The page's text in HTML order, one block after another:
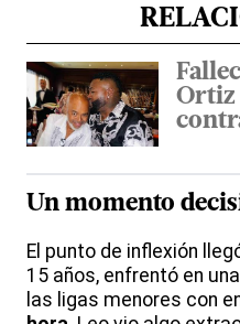
Ortiz
Un momento
El punto de inflexión
15 años, enfrentó en una
las ligas menores con